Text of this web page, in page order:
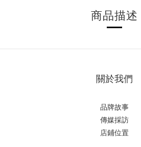
商品描述
關於我們
品牌故事
傳媒採訪
店鋪位置